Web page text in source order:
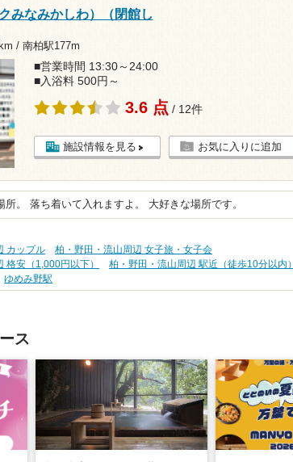
みなみかしわ）（閉館し
/ 南柏駅177m
■営業時間 13:30～24:00
■入浴料 500円～
3.6 点 / 12件
施設情報を見る お気に入りに追加
所。 落ち着いて入れますよ。 大好きな場所です。
カップル
柏・野田・流山周辺 女子旅・女子会
格安（1,000円以下）
柏・野田・流山周辺 駅近（徒歩10分以内）
ゆめみ野駅
ス